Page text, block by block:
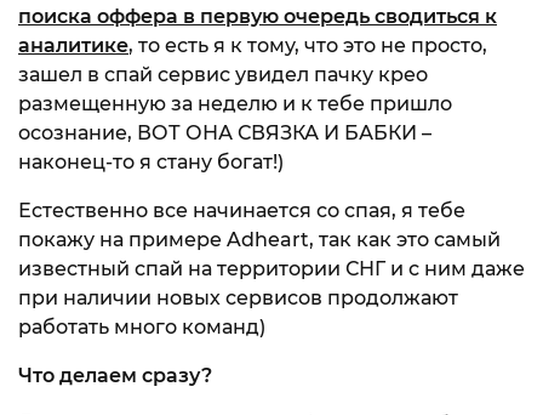
поиска оффера в первую очередь сводиться к
аналитике, то есть я к тому, что это не просто,
зашел в спай сервис увидел пачку крео
размещенную за неделю и к тебе пришло
осознание, ВОТ ОНА СВЯЗКА И БАБКИ –
наконец-то я стану богат!)
Естественно все начинается со спая, я тебе
покажу на примере Adheart, так как это самый
известный спай на территории СНГ и с ним даже
при наличии новых сервисов продолжают
работать много команд)
Что делаем сразу?